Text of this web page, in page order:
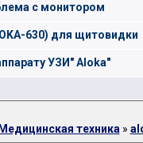
с монитором
630) для щитовидки
УЗИ" Aloka"
Медицинская техника »